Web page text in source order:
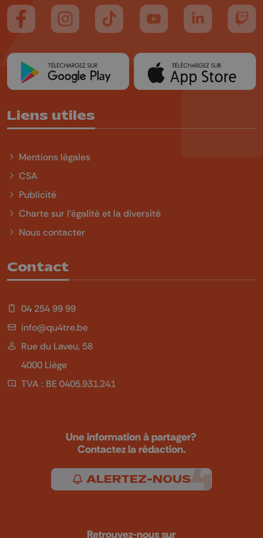
Suivez-nous sur FaceBook
Suivez-nous sur Instagram
Suivez-nous sur TikTok
Suivez-nous sur YouTube
Suivez-nous
Liens utiles
Mentions légales
CSA
Publicité
Charte sur l'égalité et la diversité
Nous contacter
Contact
04 254 99 99
info@qu4tre.be
Rue du Laveu, 58
4000 Liège
TVA : BE 0405.931.241
Une information à partager?
Contactez la rédaction.
ALERTEZ-NOUS
Retrouvez-nous sur